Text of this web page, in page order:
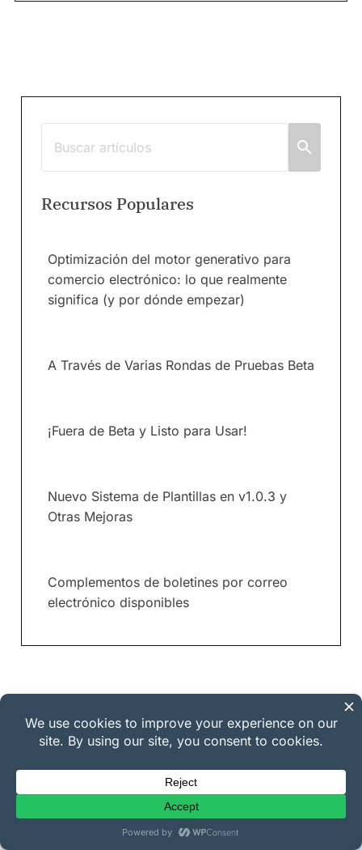
Recursos Populares
Optimización del motor generativo para
comercio electrónico: lo que realmente
significa (y por dónde empezar)
A Través de Varias Rondas de Pruebas Beta
¡Fuera de Beta y Listo para Usar!
Nuevo Sistema de Plantillas en v1.0.3 y
Otras Mejoras
Complementos de boletines por correo
electrónico disponibles
Descargo de responsabilidad:Nuestro contenido es
compatible con los lectores. Esto significa que si haces
clic en algunos de nuestros enlaces, podemos ganar una
comisión. Ve cómo se financia EDD, por qué es importante
y cómo puedes apoyarnos.